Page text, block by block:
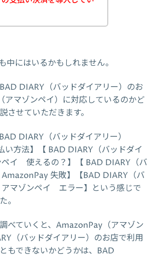
中にはいるかもしれません。
DIARY（バッドダイアリー）のお
アマゾンペイ）に対応しているのかど
させていただきます。
DIARY（バッドダイアリー）
方法】【 BAD DIARY（バッドダイ
ペイ 使えるの？】【 BAD DIARY（バ
AmazonPay 失敗】【BAD DIARY（バ
アマゾンペイ エラー】という感じで
。
べていくと、AmazonPay（アマゾン
（バッドダイアリー）のお店で利用
もできないかどうかは、BAD